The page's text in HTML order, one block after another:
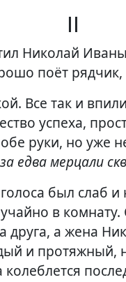
II
Николай
поёт
Все так и
успеха,
руки, но уже
едва мерцали
был слаб
в
друга, а жена
и протяжный,